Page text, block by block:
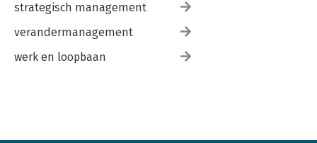
strategisch management
verandermanagement
werk en loopbaan